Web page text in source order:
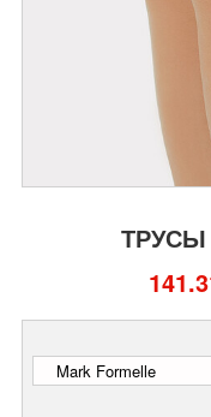
ТРУСЫ